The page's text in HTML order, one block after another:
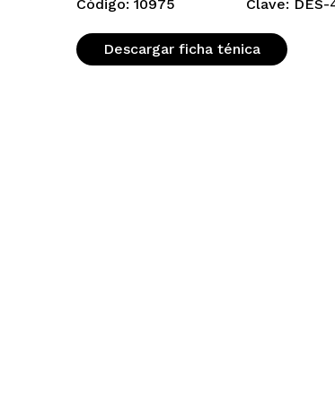
Código: 10975 Clave:
Descargar ficha ténica